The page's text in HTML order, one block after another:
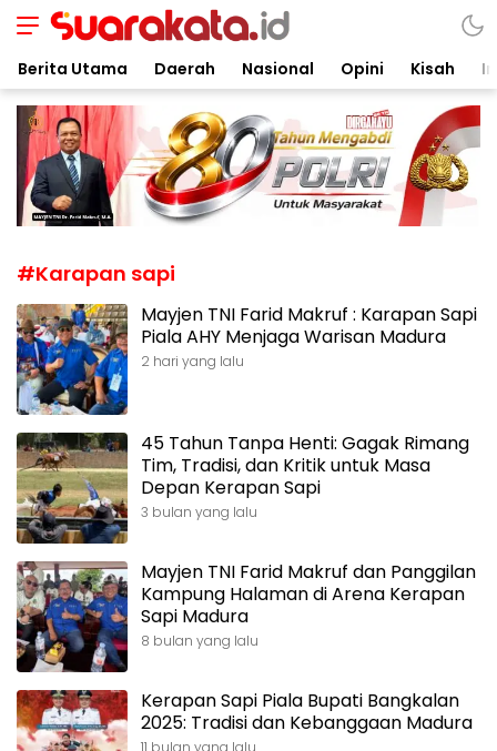
Suarakata.id
Kata Bicara Suara Bergerak
Berita Utama Daerah Nasional Opini Kisah
#Karapan sapi
Mayjen TNI Farid Makruf : Karapan Sapi
Piala AHY Menjaga Warisan Madura
2 hari yang lalu
45 Tahun Tanpa Henti: Gagak Rimang
Tim, Tradisi, dan Kritik untuk Masa
Depan Kerapan Sapi
3 bulan yang lalu
Mayjen TNI Farid Makruf dan Panggilan
Kampung Halaman di Arena Kerapan
Sapi Madura
8 bulan yang lalu
Kerapan Sapi Piala Bupati Bangkalan
2025: Tradisi dan Kebanggaan Madura
11 bulan yang lalu